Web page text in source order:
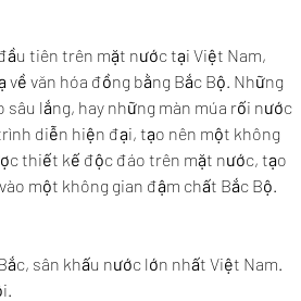
tiên trên mặt nước tại Việt Nam,
văn hóa đồng bằng Bắc Bộ. Những
lắng, hay những màn múa rối nước
diễn hiện đại, tạo nên một không
thiết kế độc đáo trên mặt nước, tạo
một không gian đậm chất Bắc Bộ.
sân khấu nước lớn nhất Việt Nam.